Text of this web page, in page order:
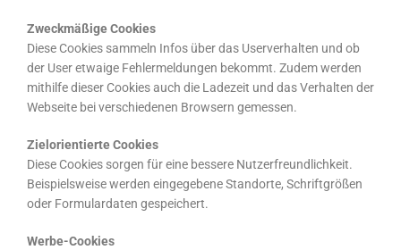
Zweckmäßige Cookies
Diese Cookies sammeln Infos über das Userverhalten und ob
der User etwaige Fehlermeldungen bekommt. Zudem werden
mithilfe dieser Cookies auch die Ladezeit und das Verhalten der
Webseite bei verschiedenen Browsern gemessen.
Zielorientierte Cookies
Diese Cookies sorgen für eine bessere Nutzerfreundlichkeit.
Beispielsweise werden eingegebene Standorte, Schriftgrößen
oder Formulardaten gespeichert.
Werbe-Cookies